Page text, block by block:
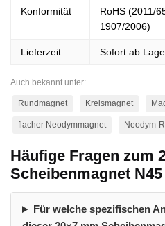
Konformität
RoHS (2011/
1907/2006)
Lieferzeit Sofort ab
Auch bekannt unter:
Rundmagnet Kreismagnet
flacher Neodymmagnet Neodym-
Häufige Fragen zum
Scheibenmagnet
Für welche spezifischen